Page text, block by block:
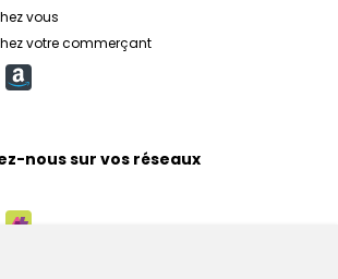
vous
votre commerçant
nous sur vos réseaux